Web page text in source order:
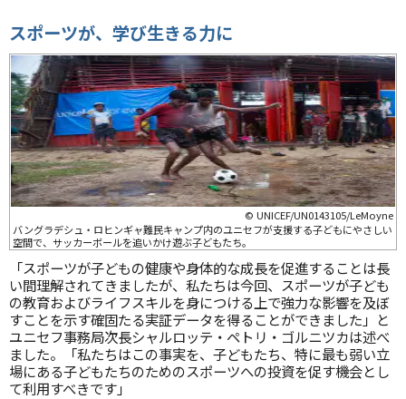
スポーツが、学び生きる力に
© UNICEF/UN0143105/LeMoyne
バングラデシュ・ロヒンギャ難民キャンプ内のユニセフが支援する子どもにやさしい
空間で、サッカーボールを追いかけ遊ぶ子どもたち。
「スポーツが子どもの健康や身体的な成長を促進することは長
い間理解されてきましたが、私たちは今回、スポーツが子ども
の教育およびライフスキルを身につける上で強力な影響を及ぼ
すことを示す確固たる実証データを得ることができました」と
ユニセフ事務局次長シャルロッテ・ペトリ・ゴルニツカは述べ
ました。「私たちはこの事実を、子どもたち、特に最も弱い立
場にある子どもたちのためのスポーツへの投資を促す機会とし
て利用すべきです」